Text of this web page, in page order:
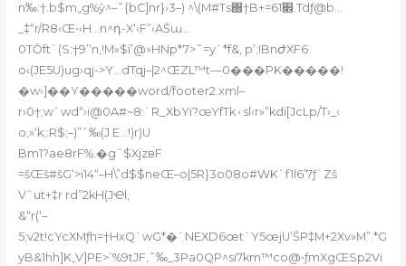
n‰:†.b$m„g%ŷ^–˜{bC]nr}›3–) ^\(M#Ts΀†B+=6׎1.Tdƒ@b…
_‡“r/R8‹Œ•‹H…n^դ-X‘‹F”‹AŠɯ…
0TȎft`(S:†9’‘n‚!M»$í’@»HNp*7>˜=y`*f&, p’;IBnԺXF6
o‹(JE5U)ug›qj->Y…dTqj–|2^ŒZL™t—0���PK�����!
�w‹]��Y�����word/footer2.xml–
r›0†;w`wd“›i@0A#~8:`R_XbYi?œYfTk۽sl‹r»”kdi[JcLp/T›_‹
o‚»‘k;:R$;–)”ˆ‰(J E…!)r)U
Bm1?ae8rF%.�gˆ$XjzвF
=šŒš#šG‘>i14“–H\”d$$neŒ–o|5R}3o08o#WK`f1l6’7ƒʿZš
Vˆut+‡r rd”2kH(JҼl,
&“r(‘–
5;v2t!cYcXMƒh=†HxQ`wG*�`NEXD6œt`Y5œjU’ŠP‡M+2Xv»M”.*G
yB&1hh]K,̹V]PE>’%9tJF‚˜‰_3Pa0QP^si7km™co@•ƒmXgŒSp2Vi